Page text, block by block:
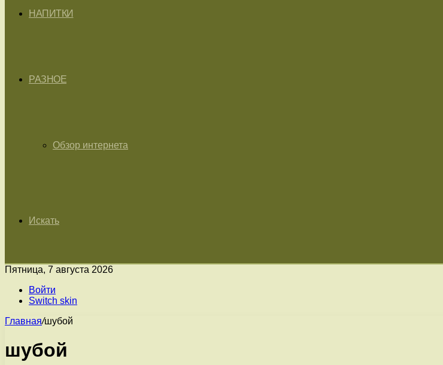
НАПИТКИ
РАЗНОЕ
Обзор интернета
Искать
Пятница, 7 августа 2026
Войти
Switch skin
Главная/шубой
шубой